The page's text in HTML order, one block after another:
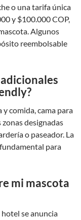
o una tarifa única
y $100.000 COP,
Algunos
reembolsable
comida, cama para
designadas
o paseador. La
para
mi mascota
hotel se anuncia